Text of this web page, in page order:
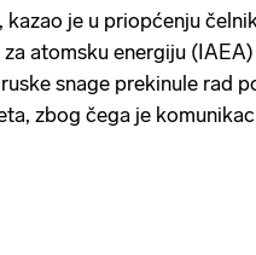
kazao je u priopćenju
atomsku energiju (IAEA)
snage prekinule rad
zbog čega je